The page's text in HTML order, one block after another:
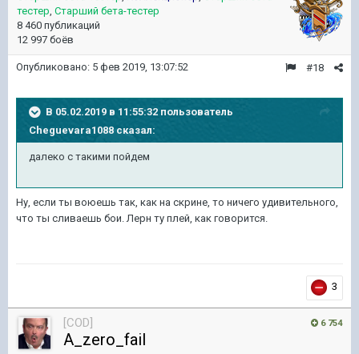
тестер, Старший бета-тестер
8 460 публикаций
12 997 боёв
#18
Опубликовано: 5 фев 2019, 13:07:52
В 05.02.2019 в 11:55:32 пользователь
Cheguevara1088сказал:
далеко с такими пойдем
Ну, если ты воюешь так, как на скрине, то ничего удивительного,
что ты сливаешь бои. Лерн ту плей, как говорится.
3
6 754
[COD]
A_zero_fail